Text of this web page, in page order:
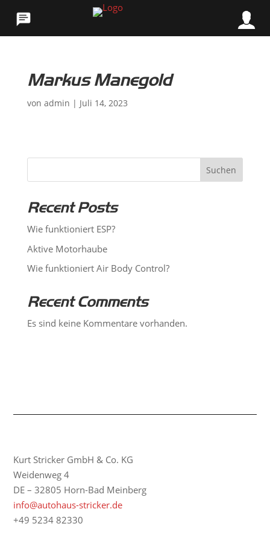
Markus Manegold
von admin | Juli 14, 2023
Suchen
Recent Posts
Wie funktioniert ESP?
Aktive Motorhaube
Wie funktioniert Air Body Control?
Recent Comments
Es sind keine Kommentare vorhanden.
Kurt Stricker GmbH & Co. KG
Weidenweg 4
DE – 32805 Horn-Bad Meinberg
info@autohaus-stricker.de
+49 5234 82330